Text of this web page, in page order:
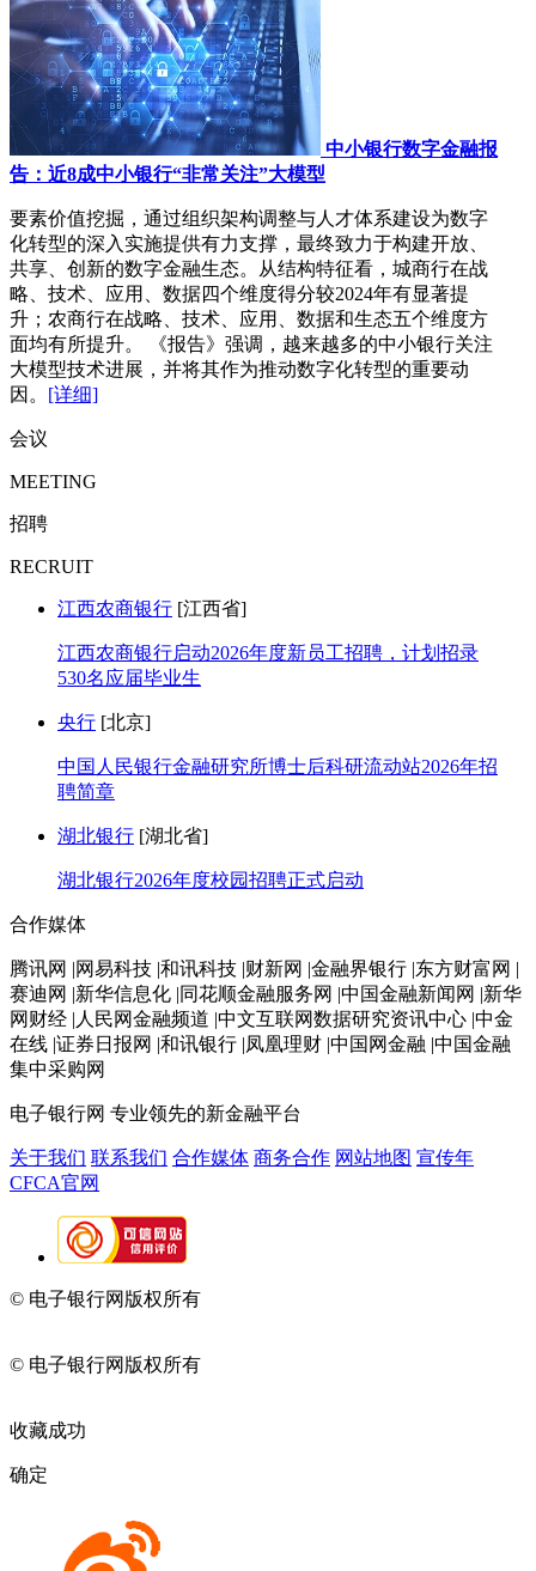
中小银行数字金融报
告：近8成中小银行“非常关注”大模型
要素价值挖掘，通过组织架构调整与人才体系建设为数字
化转型的深入实施提供有力支撑，最终致力于构建开放、
共享、创新的数字金融生态。从结构特征看，城商行在战
略、技术、应用、数据四个维度得分较2024年有显著提
升；农商行在战略、技术、应用、数据和生态五个维度方
面均有所提升。 《报告》强调，越来越多的中小银行关注
大模型技术进展，并将其作为推动数字化转型的重要动
因。 [详细]
会议
MEETING
招聘
RECRUIT
江西农商银行 [江西省]
江西农商银行启动2026年度新员工招聘，计划招录
530名应届毕业生
央行 [北京]
中国人民银行金融研究所博士后科研流动站2026年招
聘简章
湖北银行 [湖北省]
湖北银行2026年度校园招聘正式启动
合作媒体
腾讯网 |网易科技 |和讯科技 |财新网 |金融界银行 |东方财富网 |
赛迪网 |新华信息化 |同花顺金融服务网 |中国金融新闻网 |新华
网财经 |人民网金融频道 |中文互联网数据研究资讯中心 |中金
在线 |证券日报网 |和讯银行 |凤凰理财 |中国网金融 |中国金融
集中采购网
电子银行网 专业领先的新金融平台
关于我们 联系我们 合作媒体 商务合作 网站地图 宣传年
CFCA官网
© 电子银行网版权所有
© 电子银行网版权所有
收藏成功
确定